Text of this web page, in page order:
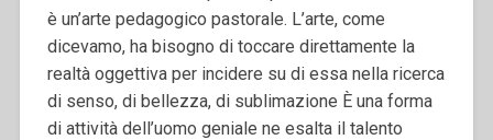
è un’arte pedagogico pastorale. L’arte, come
dicevamo, ha bisogno di toccare direttamente la
realtà oggettiva per incidere su di essa nella ricerca
di senso, di bellezza, di sublimazione È una forma
di attività dell’uomo geniale ne esalta il talento